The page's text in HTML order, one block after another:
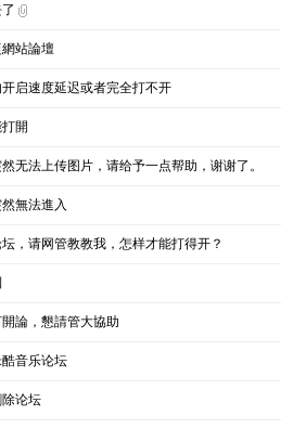
站論壇
启速度延迟或者完全打不开
開
无法上传图片，请给予一点帮助，谢谢了。
無法進入
，请网管教教我，怎样才能打得开？
論，懇請管大協助
音乐论坛
论坛